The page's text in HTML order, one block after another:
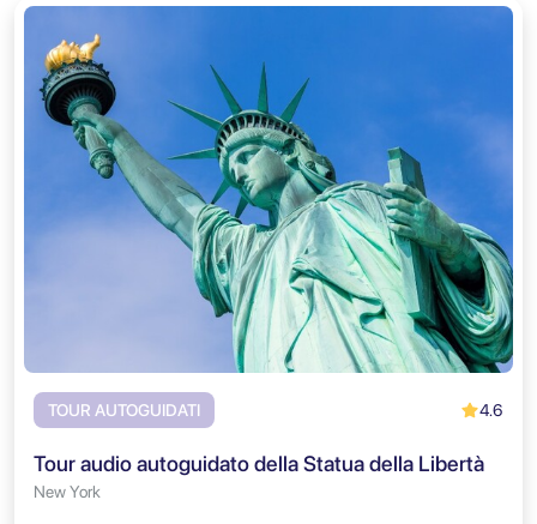
TOUR AUTOGUIDATI 4.6
Tour audio autoguidato della Statua della Libertà
New York